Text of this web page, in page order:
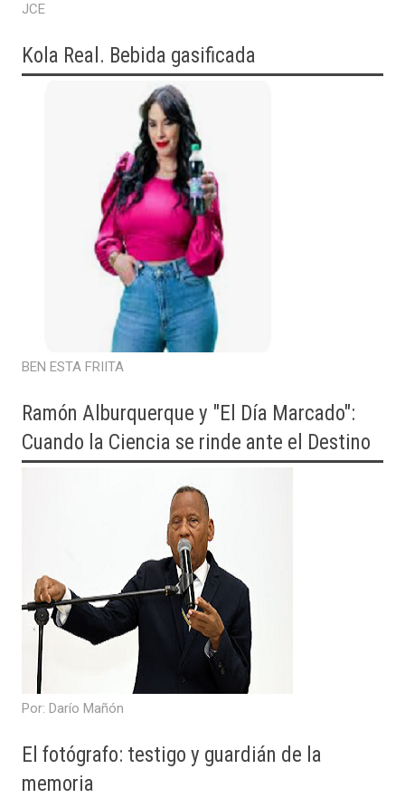
JCE
Kola Real. Bebida gasificada
BEN ESTA FRIITA
Ramón Alburquerque y "El Día Marcado":
Cuando la Ciencia se rinde ante el Destino
​Por: Darío Mañón
El fotógrafo: testigo y guardián de la
memoria